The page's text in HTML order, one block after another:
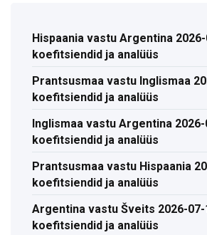
Hispaania vastu Argentina
koefitsiendid ja analüüs
Prantsusmaa vastu Inglismaa
koefitsiendid ja analüüs
Inglismaa vastu Argentina
koefitsiendid ja analüüs
Prantsusmaa vastu Hispaania
koefitsiendid ja analüüs
Argentina vastu Šveits 2026-07-
koefitsiendid ja analüüs